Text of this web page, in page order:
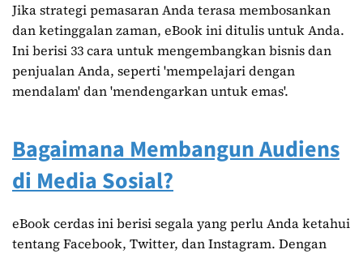
Jika strategi pemasaran Anda terasa membosankan
dan ketinggalan zaman, eBook ini ditulis untuk Anda.
Ini berisi 33 cara untuk mengembangkan bisnis dan
penjualan Anda, seperti 'mempelajari dengan
mendalam' dan 'mendengarkan untuk emas'.
Bagaimana Membangun Audiens
di Media Sosial?
eBook cerdas ini berisi segala yang perlu Anda ketahui
tentang Facebook, Twitter, dan Instagram. Dengan